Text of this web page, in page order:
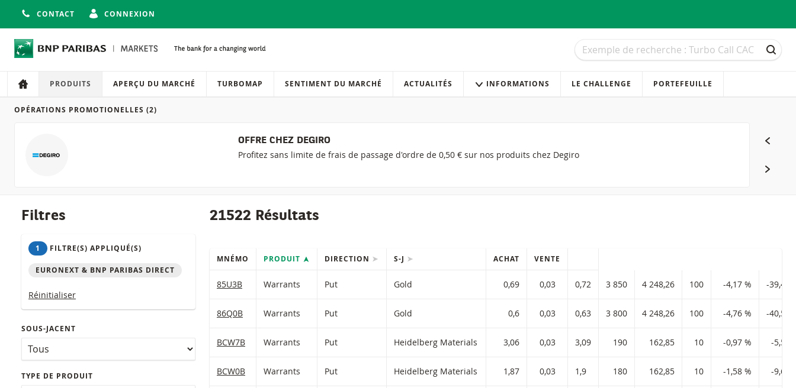
CONTACT CONNEXION
Recherche
Recherche
Navigation
Navigation sur le site
PRODUITS APERÇU DU MARCHÉ TURBOMAP SENTIMENT DU MARCHÉ ACTUALITÉS INFORMATIONS LE CHALLENGE PORTEFEUILLE
Produits
OPÉRATIONS PROMOTIONELLES (2)
OFFRE CHEZ DEGIRO
Profitez sans limite de frais de passage d'ordre de 0,50 € sur nos produits chez Degiro
Filtres
1 FILTRE(S) APPLIQUÉ(S)
EURONEXT & BNP PARIBAS DIRECT
Réinitialiser
SOUS-JACENT
TYPE DE PRODUIT
21522 Résultats
MNÉMO PRODUIT DIRECTION S-J ACHAT VENTE
85U3B Warrants Put Gold 0,69 0,03 0,72 3 850 4 248,26 100 -4,17 % -39,47
86Q0B Warrants Put Gold 0,6 0,03 0,63 3 800 4 248,26 100 -4,76 % -40,59
BCW7B Warrants Put Heidelberg Materials 3,06 0,03 3,09 190 162,85 10 -0,97 % -5,56
BCW0B Warrants Put Heidelberg Materials 1,87 0,03 1,9 180 162,85 10 -1,58 % -9,66